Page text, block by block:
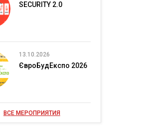
SECURITY 2.0
13.10.2026
ЄвроБудЕкспо 2026
ВСЕ МЕРОПРИЯТИЯ